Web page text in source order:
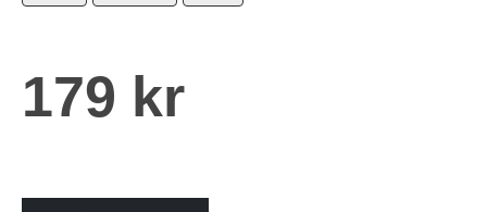
179 kr